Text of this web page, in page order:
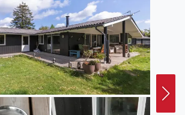
Spaziergänge oder
Umgebung zu unternehmen. Solltest
ruhigen Moment haben, findest du
wo du zur Ruhe kommen und die
Umgebung
41 liegt in einer Gegend, die dir viele